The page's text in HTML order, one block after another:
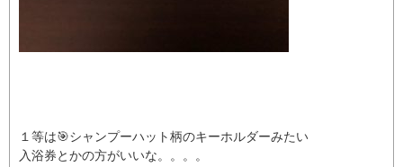
１等は🎯シャンプーハット柄のキーホルダーみたい
入浴券とかの方がいいな。。。。